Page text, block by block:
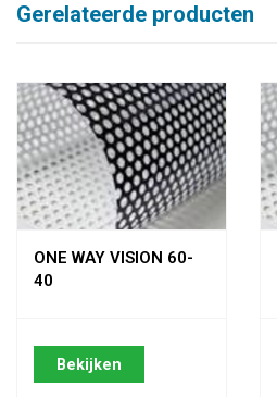
Gerelateerde producten
ONE WAY VISION 60-
40
Bekijken